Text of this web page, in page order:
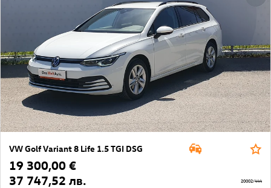
VW Golf Variant 8 Life 1.5 TGI DSG
19 300,00 €
37 747,52 лв.
20002/444